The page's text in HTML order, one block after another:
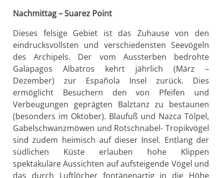
Nachmittag – Suarez Point
Dieses felsige Gebiet ist das Zuhause von den
eindrucksvollsten und verschiedensten Seevögeln
des Archipels. Der vom Aussterben bedrohte
Galapagos Albatros kehrt jährlich (März –
Dezember) zur Española Insel zurück. Dies
ermöglicht Besuchern den von Pfeifen und
Verbeugungen geprägten Balztanz zu bestaunen
(besonders im Oktober). Blaufuß und Nazca Tölpel,
Gabelschwanzmöwen und Rotschnabel- Tropikvögel
sind zudem heimisch auf dieser Insel. Entlang der
südlichen Küste erlauben hohe Klippen
spektakuläre Aussichten auf aufsteigende Vögel und
das durch Luftlöcher fontänenartig in die Höhe